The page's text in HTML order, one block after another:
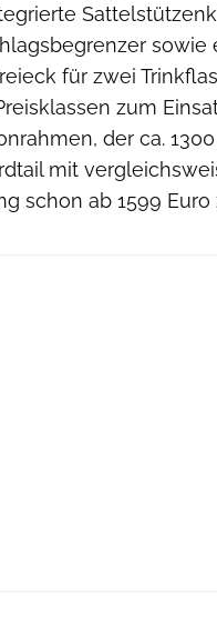
sowie
für zwei
zum
der ca.
mit
schon ab 1599 Euro